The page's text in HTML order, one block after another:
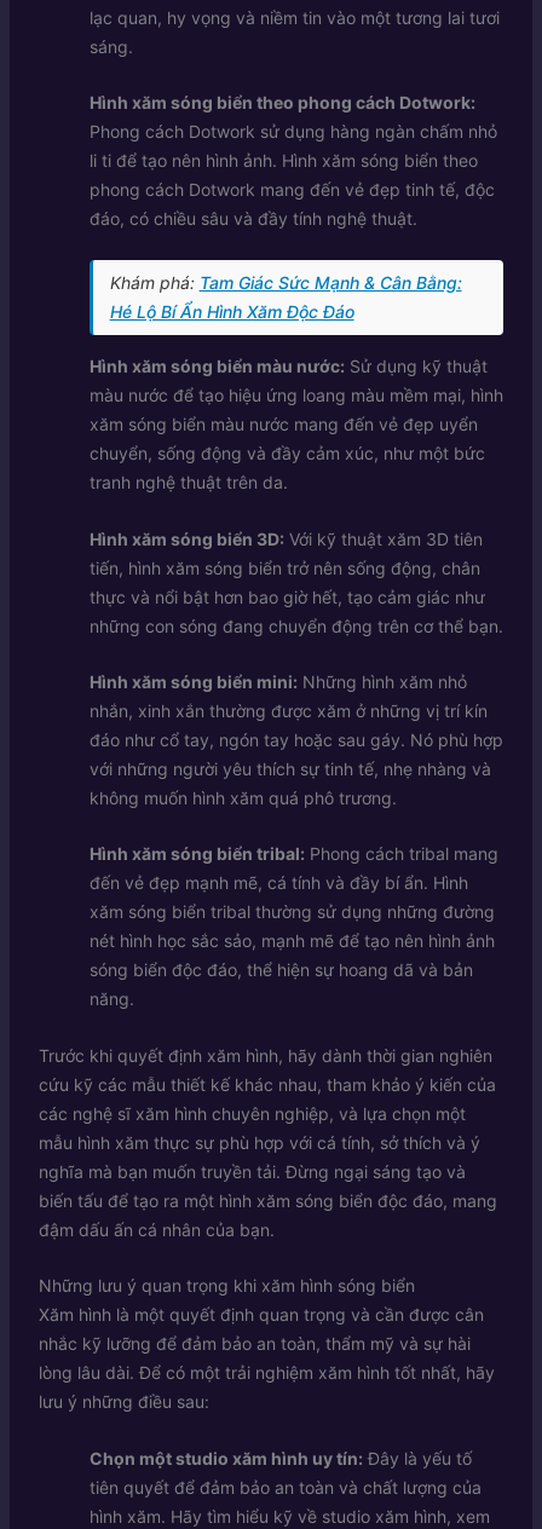
lạc quan, hy vọng và niềm tin vào một tương lai tươi
sáng.
Hình xăm sóng biển theo phong cách Dotwork:
Phong cách Dotwork sử dụng hàng ngàn chấm nhỏ
li ti để tạo nên hình ảnh. Hình xăm sóng biển theo
phong cách Dotwork mang đến vẻ đẹp tinh tế, độc
đáo, có chiều sâu và đầy tính nghệ thuật.
Khám phá: Tam Giác Sức Mạnh & Cân Bằng:
Hé Lộ Bí Ẩn Hình Xăm Độc Đáo
Hình xăm sóng biển màu nước: Sử dụng kỹ thuật
màu nước để tạo hiệu ứng loang màu mềm mại, hình
xăm sóng biển màu nước mang đến vẻ đẹp uyển
chuyển, sống động và đầy cảm xúc, như một bức
tranh nghệ thuật trên da.
Hình xăm sóng biển 3D: Với kỹ thuật xăm 3D tiên
tiến, hình xăm sóng biển trở nên sống động, chân
thực và nổi bật hơn bao giờ hết, tạo cảm giác như
những con sóng đang chuyển động trên cơ thể bạn.
Hình xăm sóng biển mini: Những hình xăm nhỏ
nhắn, xinh xắn thường được xăm ở những vị trí kín
đáo như cổ tay, ngón tay hoặc sau gáy. Nó phù hợp
với những người yêu thích sự tinh tế, nhẹ nhàng và
không muốn hình xăm quá phô trương.
Hình xăm sóng biển tribal: Phong cách tribal mang
đến vẻ đẹp mạnh mẽ, cá tính và đầy bí ẩn. Hình
xăm sóng biển tribal thường sử dụng những đường
nét hình học sắc sảo, mạnh mẽ để tạo nên hình ảnh
sóng biển độc đáo, thể hiện sự hoang dã và bản
năng.
Trước khi quyết định xăm hình, hãy dành thời gian nghiên
cứu kỹ các mẫu thiết kế khác nhau, tham khảo ý kiến của
các nghệ sĩ xăm hình chuyên nghiệp, và lựa chọn một
mẫu hình xăm thực sự phù hợp với cá tính, sở thích và ý
nghĩa mà bạn muốn truyền tải. Đừng ngại sáng tạo và
biến tấu để tạo ra một hình xăm sóng biển độc đáo, mang
đậm dấu ấn cá nhân của bạn.
Những lưu ý quan trọng khi xăm hình sóng biển
Xăm hình là một quyết định quan trọng và cần được cân
nhắc kỹ lưỡng để đảm bảo an toàn, thẩm mỹ và sự hài
lòng lâu dài. Để có một trải nghiệm xăm hình tốt nhất, hãy
lưu ý những điều sau:
Chọn một studio xăm hình uy tín: Đây là yếu tố
tiên quyết để đảm bảo an toàn và chất lượng của
hình xăm. Hãy tìm hiểu kỹ về studio xăm hình, xem